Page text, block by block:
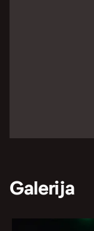
Galerija